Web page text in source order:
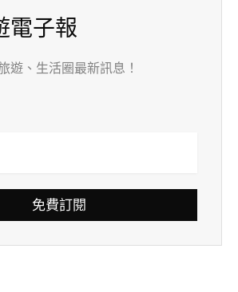
電子報
遊、生活圈最新訊息！
免費訂閱